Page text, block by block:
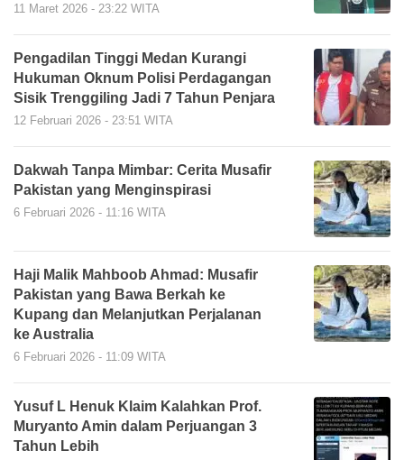
11 Maret 2026 - 23:22 WITA
Pengadilan Tinggi Medan Kurangi
Hukuman Oknum Polisi Perdagangan
Sisik Trenggiling Jadi 7 Tahun Penjara
12 Februari 2026 - 23:51 WITA
Dakwah Tanpa Mimbar: Cerita Musafir
Pakistan yang Menginspirasi
6 Februari 2026 - 11:16 WITA
Haji Malik Mahboob Ahmad: Musafir
Pakistan yang Bawa Berkah ke
Kupang dan Melanjutkan Perjalanan
ke Australia
6 Februari 2026 - 11:09 WITA
Yusuf L Henuk Klaim Kalahkan Prof.
Muryanto Amin dalam Perjuangan 3
Tahun Lebih